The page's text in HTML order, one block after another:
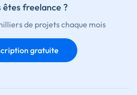
êtes freelance ?
de projets chaque mois
gratuite